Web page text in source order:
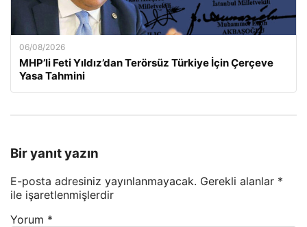
06/08/2026
MHP’li Feti Yıldız’dan Terörsüz Türkiye İçin Çerçeve
Yasa Tahmini
Bir yanıt yazın
E-posta adresiniz yayınlanmayacak. Gerekli alanlar *
ile işaretlenmişlerdir
Yorum *